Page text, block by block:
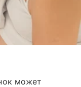
может